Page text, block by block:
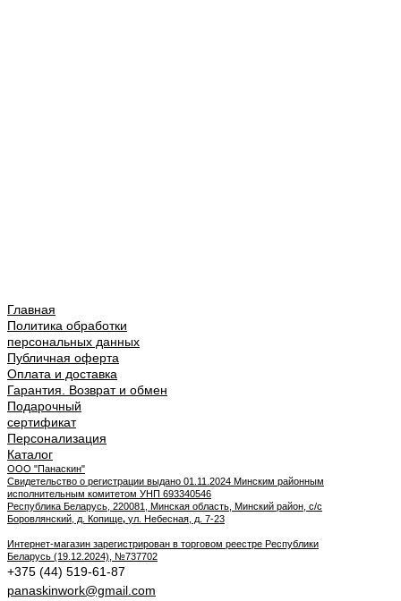
Главная
Политика обработки
персональных данных
Публичная оферта
Оплата и доставка
Гарантия. Возврат и обмен
Подарочный
сертификат
Персонализация
Каталог
ООО "Панаскин"
Свидетельство о регистрации выдано 01.11.2024 Минским районным
исполнительным комитетом УНП 693340546
Республика Беларусь, 220081, Минская область, Минский район, с/с
Боровлянский, д. Копище, ул. Небесная, д. 7-23
Интернет-магазин зарегистрирован в торговом реестре Республики
Беларусь (19.12.2024), №737702
+375 (44) 519-61-87
panaskinwork@gmail.com